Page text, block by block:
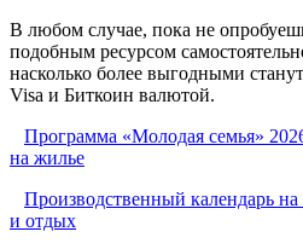
В любом случае, пока не
подобным ресурсом
насколько более выгодными
Visa и Биткоин валютой.
Программа «Молодая семья»
на жилье
Производственный календарь
и отдых